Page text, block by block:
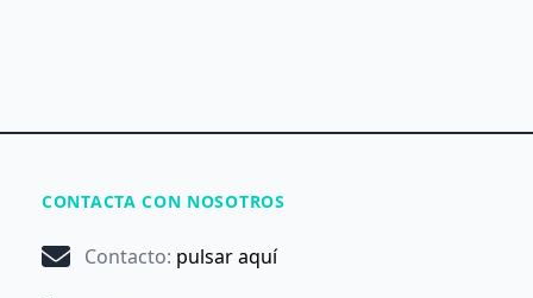
CONTACTA CON NOSOTROS
Contacto: pulsar aquí